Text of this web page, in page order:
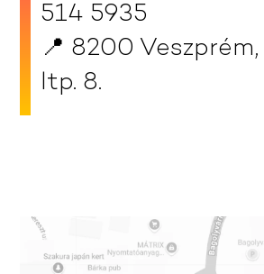
514 5935
📍 8200
ltp. 8.